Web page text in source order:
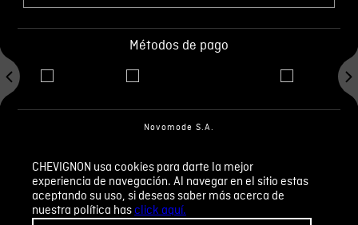
CHEVIGNON usa cookies para darte la mejor
experiencia de navegación. Al navegar en el sitio estas
aceptando su uso, si deseas saber más acerca de
nuestra política hasclick aquí.
Métodos de pago
Novomode S.A.
Términos y condiciones
Políticas de privacidad
Tratamiento de datos personales